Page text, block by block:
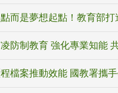
而是夢想起點！教育部
防制教育 強化專業知能
檔案推動效能 國教署攜